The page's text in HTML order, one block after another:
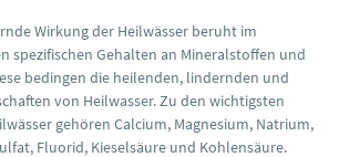
Wirkung der Heilwässer beruht im
spezifischen Gehalten an Mineralstoffen und
bedingen die heilenden, lindernden und
von Heilwasser. Zu den wichtigsten
gehören Calcium, Magnesium, Natrium,
Fluorid, Kieselsäure und Kohlensäure.